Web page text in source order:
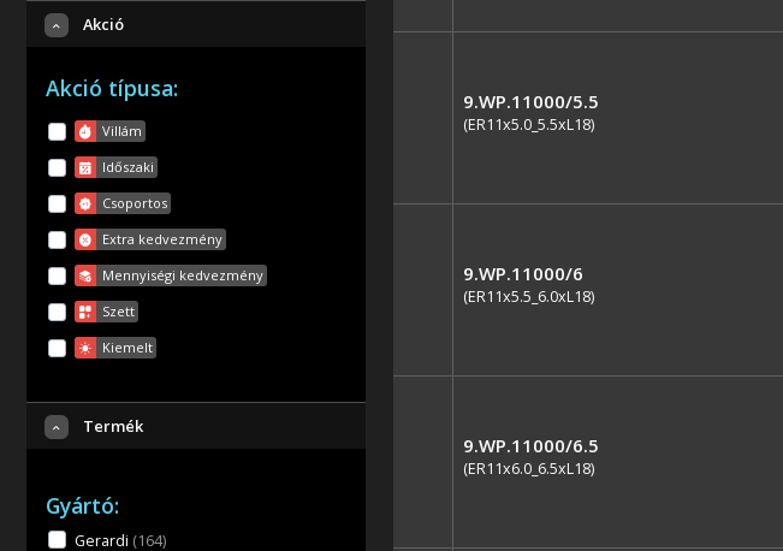
Akció
Akció típusa:
Villám
Időszaki
Csoportos
Extra kedvezmény
Mennyiségi kedvezmény
Szett
Kiemelt
Termék
Gyártó:
Gerardi (164)
9.WP.11000/5.5
(ER11x5.0_5.5xL18)
9.WP.11000/6
(ER11x5.5_6.0xL18)
9.WP.11000/6.5
(ER11x6.0_6.5xL18)